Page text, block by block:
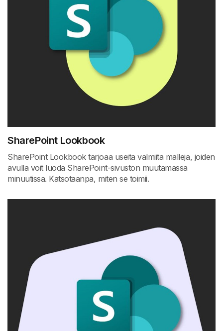
SharePoint Lookbook
SharePoint Lookbook tarjoaa useita valmiita malleja, joiden
avulla voit luoda SharePoint-sivuston muutamassa
minuutissa. Katsotaanpa, miten se toimii.